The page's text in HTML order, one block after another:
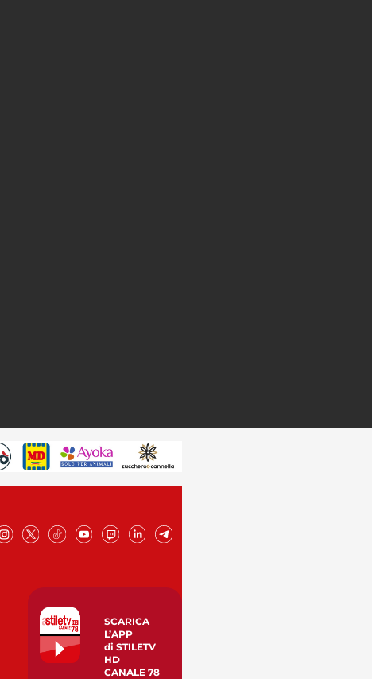
SCARICA
L’APP
di STILETV
HD
CANALE 78